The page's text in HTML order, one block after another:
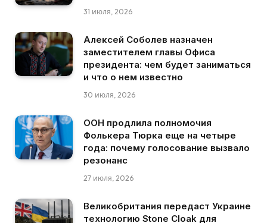
31 июля, 2026
Алексей Соболев назначен
заместителем главы Офиса
президента: чем будет заниматься
и что о нем известно
30 июля, 2026
ООН продлила полномочия
Фолькера Тюрка еще на четыре
года: почему голосование вызвало
резонанс
27 июля, 2026
Великобритания передаст Украине
технологию Stone Cloak для